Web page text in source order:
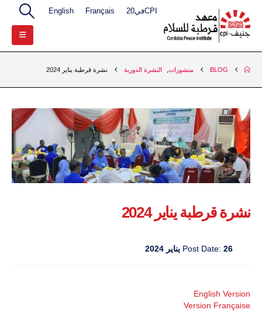
CPIفي20 Français
English
BLOG منشورات النشرة الدورية نشرة قرطبة يناير 2024
نشرة قرطبة يناير 2024
Post Date: 26 يناير 2024
English Version
Version Française